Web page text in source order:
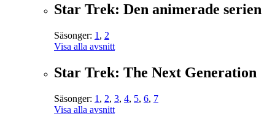
Star Trek: Den animerade serien
Säsonger: 1 , 2
Visa alla avsnitt
Star Trek: The Next Generation
Säsonger: 1 , 2, 3, 4, 5, 6, 7
Visa alla avsnitt